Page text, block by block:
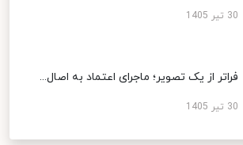
30 تیر 1405
فراتر از یک تصویر؛ ماجرای اعتماد به اصال...
30 تیر 1405